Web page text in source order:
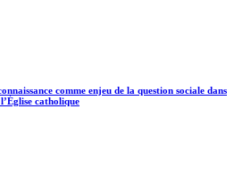
comme enjeu de la question sociale dans
catholique